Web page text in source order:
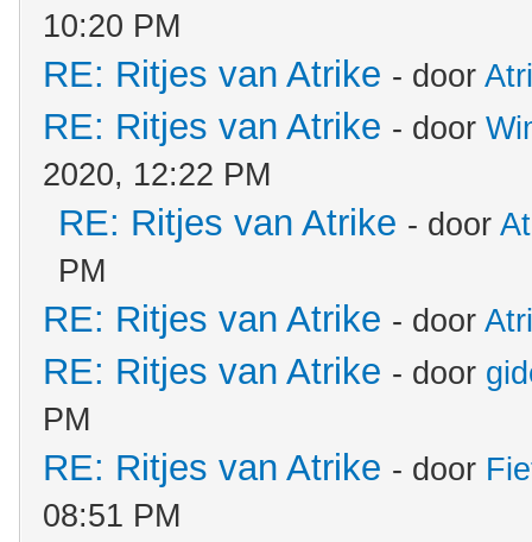
10:20 PM
RE: Ritjes van Atrike - door
RE: Ritjes van Atrike - door
2020, 12:22 PM
RE: Ritjes van Atrike - door
PM
RE: Ritjes van Atrike - door
RE: Ritjes van Atrike - door
PM
RE: Ritjes van Atrike - door
08:51 PM